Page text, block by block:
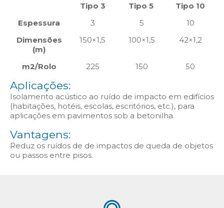
Tipo 3 Tipo 5
Tipo 10
Espessura
3 5
10
Dimensões
(m)
150×1,5 100×1,5 42×1,2
m2/Rolo 225 150 50
Aplicações:
Isolamento acústico ao ruído de impacto em edifícios
(habitações, hotéis, escolas, escritórios, etc.), para
aplicações em pavimentos sob a betonilha.
Vantagens:
Reduz os ruídos de de impactos de queda de objetos
ou passos entre pisos.